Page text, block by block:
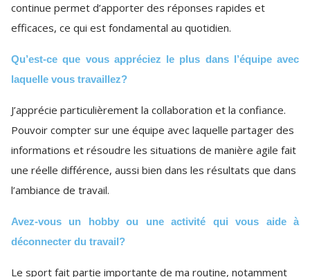
continue permet d’apporter des réponses rapides et
efficaces, ce qui est fondamental au quotidien.
Qu’est-ce que vous appréciez le plus dans l’équipe avec
laquelle vous travaillez?
J’apprécie particulièrement la collaboration et la confiance.
Pouvoir compter sur une équipe avec laquelle partager des
informations et résoudre les situations de manière agile fait
une réelle différence, aussi bien dans les résultats que dans
l’ambiance de travail.
Avez-vous un hobby ou une activité qui vous aide à
déconnecter du travail?
Le sport fait partie importante de ma routine, notamment